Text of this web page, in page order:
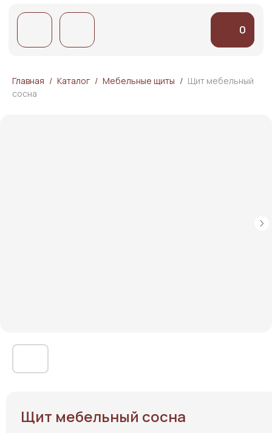
Главная Каталог Мебельные щиты
Щит мебельный
сосна
Щит мебельный сосна